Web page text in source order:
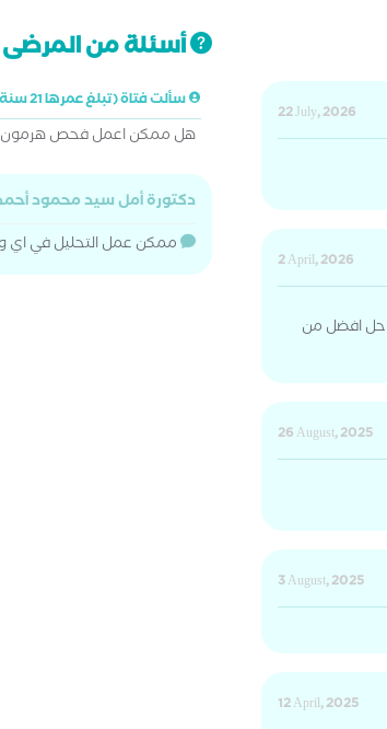
22 July, 2026
2 April, 2026
حل افضل من
26 August, 2025
3 August, 2025
12 April, 2025
أسئلة من المرضى
سألت فتاة (تبلغ عمرها 21 سنة)
هل ممكن اعمل فحص هرمون
دكتورة أمل سيد محمود
ممكن عمل التحليل في